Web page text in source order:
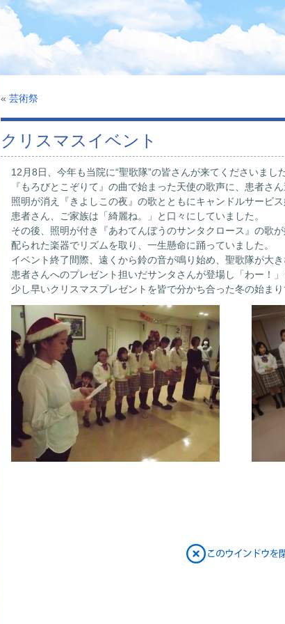
« 芸術祭
クリスマスイベント
12月8日、今年も当院に“聖歌隊”の皆さんが来てくださいました
『もろびとこぞりて』の曲で始まった天使の歌声に、患者さ
照明が消え『きよしこの夜』の歌とともにキャンドルサービ
患者さん、ご家族は「綺麗ね。」と口々にしていました。
その後、照明が付き『あわてんぼうのサンタクロース』の歌が
配られた楽器でリズムを取り、一生懸命に踊っていました。
イベント終了間際、遠くから鈴の音が鳴り始め、聖歌隊が大き
患者さんへのプレゼント担いだサンタさんが登場し「わー！
少し早いクリスマスプレゼントを皆で分かち合った冬の始まり